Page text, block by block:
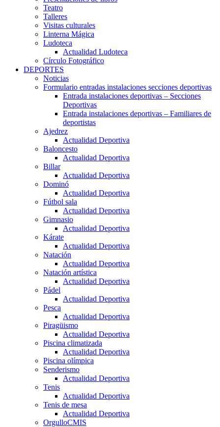
Teatro
Talleres
Visitas culturales
Linterna Mágica
Ludoteca
Actualidad Ludoteca
Círculo Fotográfico
DEPORTES
Noticias
Formulario entradas instalaciones secciones deportivas
Entrada instalaciones deportivas – Secciones
Deportivas
Entrada instalaciones deportivas – Familiares de
deportistas
Ajedrez
Actualidad Deportiva
Baloncesto
Actualidad Deportiva
Billar
Actualidad Deportiva
Dominó
Actualidad Deportiva
Fútbol sala
Actualidad Deportiva
Gimnasio
Actualidad Deportiva
Kárate
Actualidad Deportiva
Natación
Actualidad Deportiva
Natación artística
Actualidad Deportiva
Pádel
Actualidad Deportiva
Pesca
Actualidad Deportiva
Piragüismo
Actualidad Deportiva
Piscina climatizada
Actualidad Deportiva
Piscina olímpica
Senderismo
Actualidad Deportiva
Tenis
Actualidad Deportiva
Tenis de mesa
Actualidad Deportiva
OrgulloCMIS